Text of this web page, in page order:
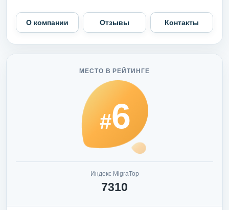
О компании Отзывы Контакты
МЕСТО В РЕЙТИНГЕ
#6
Индекс MigraTop
7310